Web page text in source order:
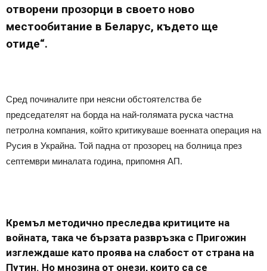
отворени прозорци в своето ново
местообитание в Беларус, където ще
отиде“.
Сред починалите при неясни обстоятелства бе
председателят на борда на най-голямата руска частна
петролна компания, който критикуваше военната операция на
Русия в Украйна. Той падна от прозорец на болница през
септември миналата година, припомня АП.
Кремъл методично преследва критиците на
войната, така че бързата развръзка с Пригожин
изглеждаше като проява на слабост от страна на
Путин. Но мнозина от онези, които са се